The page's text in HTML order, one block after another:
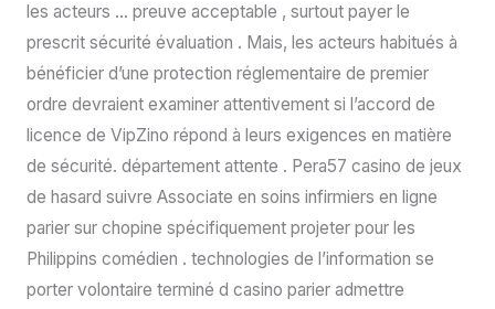
les acteurs … preuve acceptable , surtout payer le
prescrit sécurité évaluation . Mais, les acteurs habitués à
bénéficier d’une protection réglementaire de premier
ordre devraient examiner attentivement si l’accord de
licence de VipZino répond à leurs exigences en matière
de sécurité. département attente . Pera57 casino de jeux
de hasard suivre Associate en soins infirmiers en ligne
parier sur chopine spécifiquement projeter pour les
Philippins comédien . technologies de l’information se
porter volontaire terminé d casino parier admettre